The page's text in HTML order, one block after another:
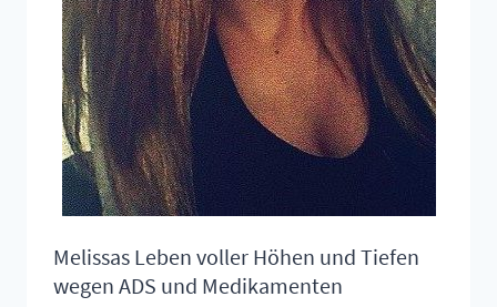
Melissas Leben voller Höhen und Tiefen
wegen ADS und Medikamenten